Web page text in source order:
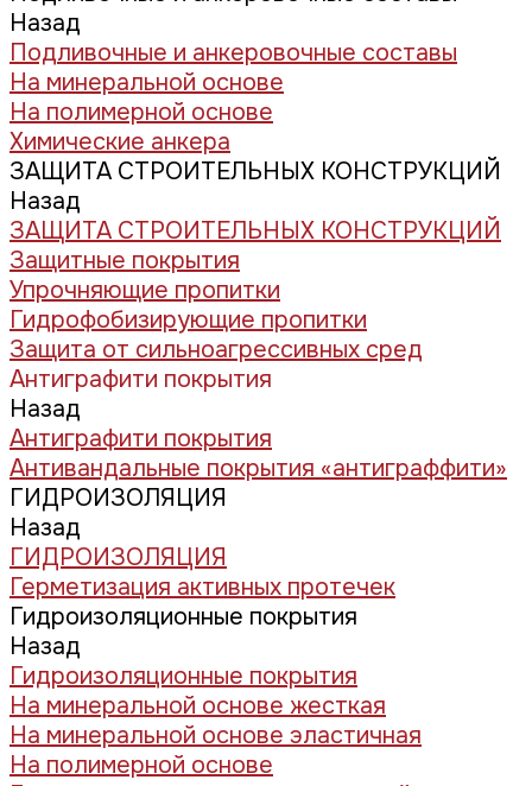
Назад
Подливочные и анкеровочные составы
На минеральной основе
На полимерной основе
Химические анкера
ЗАЩИТА СТРОИТЕЛЬНЫХ КОНСТРУКЦИЙ
Назад
ЗАЩИТА СТРОИТЕЛЬНЫХ КОНСТРУКЦИЙ
Защитные покрытия
Упрочняющие пропитки
Гидрофобизирующие пропитки
Защита от сильноагрессивных сред
Антиграфити покрытия
Назад
Антиграфити покрытия
Антивандальные покрытия «антиграффити»
ГИДРОИЗОЛЯЦИЯ
Назад
ГИДРОИЗОЛЯЦИЯ
Герметизация активных протечек
Гидроизоляционные покрытия
Назад
Гидроизоляционные покрытия
На минеральной основе жесткая
На минеральной основе эластичная
На полимерной основе